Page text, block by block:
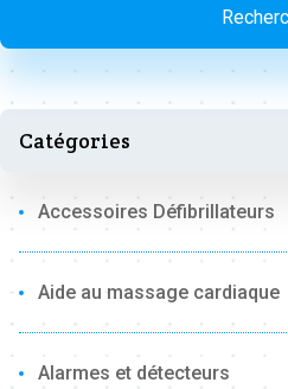
Catégories
Accessoires Défibrillateurs
Aide au massage cardiaque
Alarmes et détecteurs